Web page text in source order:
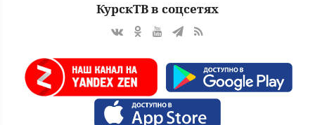
КурскТВ в соцсетях